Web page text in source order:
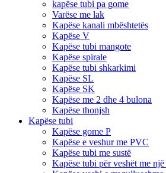
kapëse tubi pa gome
Varëse me lak
Kapëse kanali mbështetës
Kapëse V
Kapëse tubi mangote
Kapëse spirale
Kapëse tubi shkarkimi
Kapëse SL
Kapëse SK
Kapëse me 2 dhe 4 bulona
Kapëse thonjsh
Kapëse tubi
Kapëse gome P
Kapëse e veshur me PVC
Kapëse tubi me sustë
Kapëse tubi për veshët me një